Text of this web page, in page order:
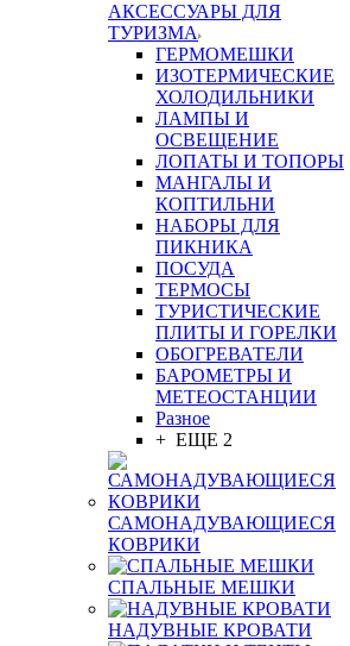
АКСЕССУАРЫ ДЛЯ
ТУРИЗМА
ГЕРМОМЕШКИ
ИЗОТЕРМИЧЕСКИЕ
ХОЛОДИЛЬНИКИ
ЛАМПЫ И
ОСВЕЩЕНИЕ
ЛОПАТЫ И ТОПОРЫ
МАНГАЛЫ И
КОПТИЛЬНИ
НАБОРЫ ДЛЯ
ПИКНИКА
ПОСУДА
ТЕРМОСЫ
ТУРИСТИЧЕСКИЕ
ПЛИТЫ И ГОРЕЛКИ
ОБОГРЕВАТЕЛИ
БАРОМЕТРЫ И
МЕТЕОСТАНЦИИ
Разное
+ ЕЩЕ 2
САМОНАДУВАЮЩИЕСЯ
КОВРИКИ
СПАЛЬНЫЕ МЕШКИ
НАДУВНЫЕ КРОВАТИ